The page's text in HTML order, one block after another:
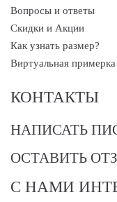
Вопросы и ответы
Скидки и Акции
Как узнать размер?
Виртуальная примерка
КОНТАКТЫ
НАПИСАТЬ
ОСТАВИТЬ
С НАМИ